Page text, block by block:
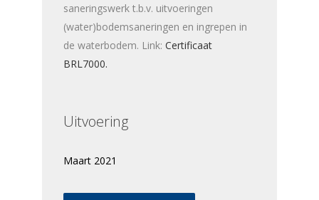
saneringswerk t.b.v. uitvoeringen
(water)bodemsaneringen en ingrepen in
de waterbodem. Link: Certificaat
BRL7000.
Uitvoering
Maart 2021